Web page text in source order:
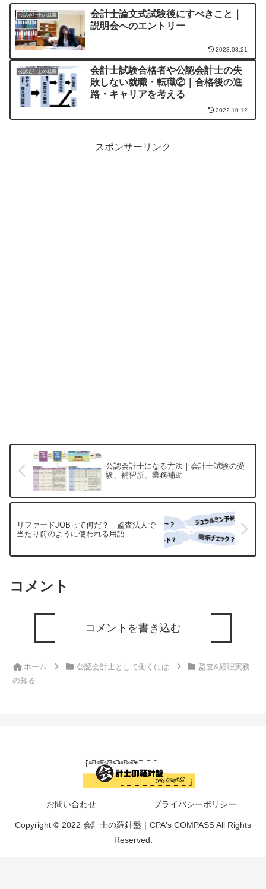
公認会計士の就職
会計士論文式試験後にすべきこと｜
説明会へのエントリー
2023.08.21
公認会計士の就職
会計士試験合格者や公認会計士の失
敗しない就職・転職②｜合格後の進
路・キャリアを考える
2022.10.12
スポンサーリンク
公認会計士になる方法｜会計士試験の受
験、補習所、業務補助
リファードJOBって何だ？｜監査法人で
当たり前のように使われる用語
コメント
コメントを書き込む
ホーム 公認会計士として働くには
監査&経理実務
の知る
お問い合わせ プライバシーポリシー
Copyright © 2022 会計士の羅針盤｜CPA's COMPASS All Rights
Reserved.